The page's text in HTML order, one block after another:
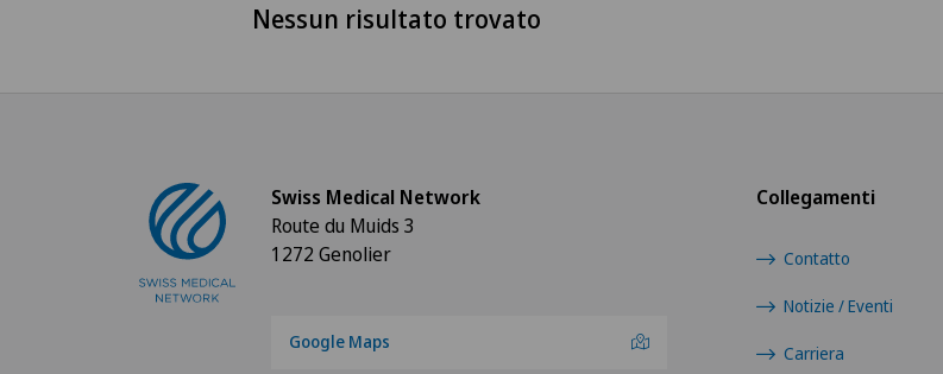
Servizio pazienti
Svizzera francese
Nessun risultato trovato
Collegamenti
Contatto
Notizie / Eventi
Carriera
Swiss Medical Network
Route du Muids 3
1272 Genolier
Google Maps